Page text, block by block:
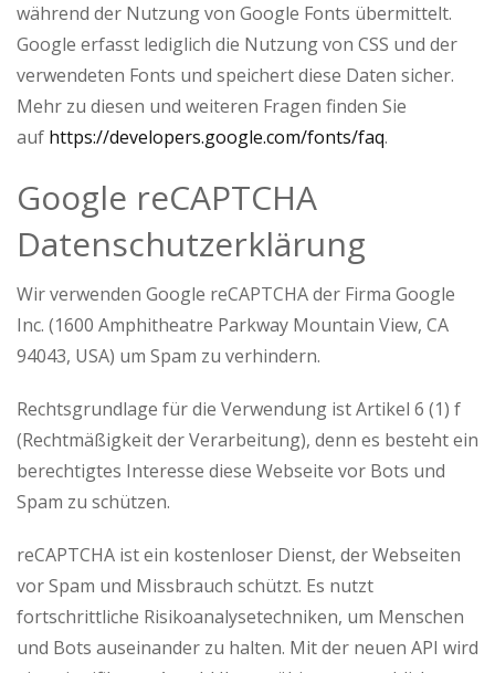
während der Nutzung von Google Fonts übermittelt.
Google erfasst lediglich die Nutzung von CSS und der
verwendeten Fonts und speichert diese Daten sicher.
Mehr zu diesen und weiteren Fragen finden Sie
auf https://developers.google.com/fonts/faq.
Google reCAPTCHA
Datenschutzerklärung
Wir verwenden Google reCAPTCHA der Firma Google
Inc. (1600 Amphitheatre Parkway Mountain View, CA
94043, USA) um Spam zu verhindern.
Rechtsgrundlage für die Verwendung ist Artikel 6 (1) f
(Rechtmäßigkeit der Verarbeitung), denn es besteht ein
berechtigtes Interesse diese Webseite vor Bots und
Spam zu schützen.
reCAPTCHA ist ein kostenloser Dienst, der Webseiten
vor Spam und Missbrauch schützt. Es nutzt
fortschrittliche Risikoanalysetechniken, um Menschen
und Bots auseinander zu halten. Mit der neuen API wird